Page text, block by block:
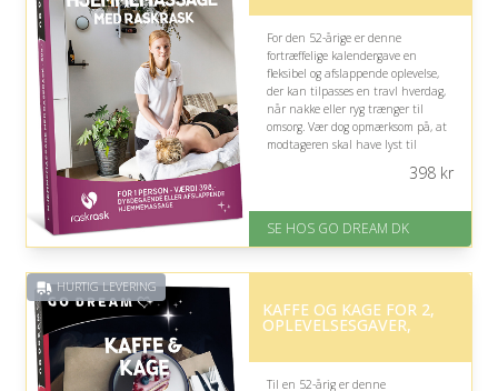
For den 52-årige er denne
fortræffelige kalendergave en
fleksibel og afslappende oplevelse,
der kan tilpasses en travl hverdag,
når nakke eller ryg trænger til
omsorg. Vær dog opmærksom på, at
modtageren skal have lyst til
På lager
Levering: E-gavekort kan leveres
398kr
SE HOS GO DREAM DK
HURTIG LEVERING
KAFFE OG KAGE FOR 2,
OPLEVELSESGAVER,
Til en 52-årig er denne